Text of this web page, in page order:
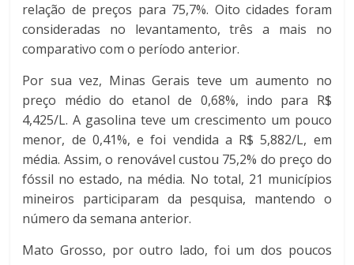
relação de preços para 75,7%. Oito cidades foram
consideradas no levantamento, três a mais no
comparativo com o período anterior.
Por sua vez, Minas Gerais teve um aumento no
preço médio do etanol de 0,68%, indo para R$
4,425/L. A gasolina teve um crescimento um pouco
menor, de 0,41%, e foi vendida a R$ 5,882/L, em
média. Assim, o renovável custou 75,2% do preço do
fóssil no estado, na média. No total, 21 municípios
mineiros participaram da pesquisa, mantendo o
número da semana anterior.
Mato Grosso, por outro lado, foi um dos poucos